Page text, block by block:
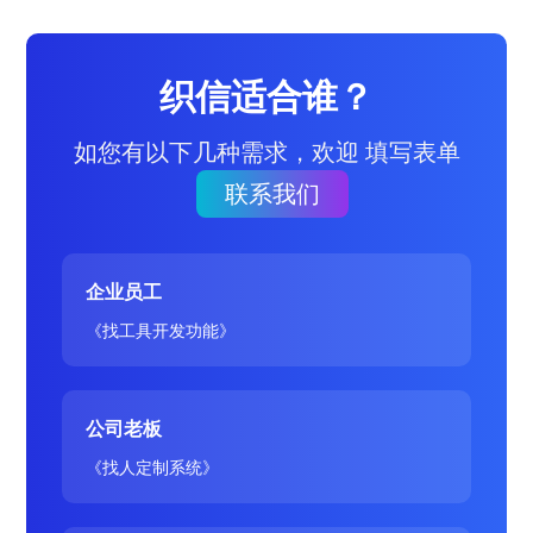
织信适合谁？
如您有以下几种需求，欢迎 填写表单
联系我们
企业员工
《找工具开发功能》
公司老板
《找人定制系统》